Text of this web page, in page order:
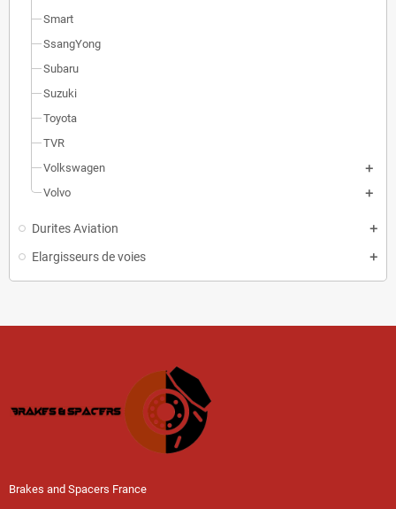
Smart
SsangYong
Subaru
Suzuki
Toyota
TVR
Volkswagen
Volvo
Durites Aviation
Elargisseurs de voies
Brakes and Spacers France